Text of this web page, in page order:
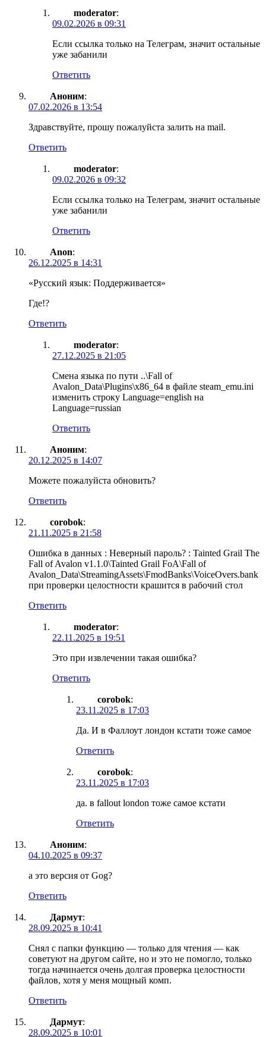
moderator:
09.02.2026 в 09:31
Если ссылка только на Телеграм, значит остальные
уже забанили
Ответить
Аноним:
07.02.2026 в 13:54
Здравствуйте, прошу пожалуйста залить на mail.
Ответить
moderator:
09.02.2026 в 09:32
Если ссылка только на Телеграм, значит остальные
уже забанили
Ответить
Anon:
26.12.2025 в 14:31
«Русский язык: Поддерживается»
Где!?
Ответить
moderator:
27.12.2025 в 21:05
Смена языка по пути ..\Fall of
Avalon_Data\Plugins\x86_64 в файле steam_emu.ini
изменить строку Language=english на
Language=russian
Ответить
Аноним:
20.12.2025 в 14:07
Можете пожалуйста обновить?
Ответить
corobok:
21.11.2025 в 21:58
Ошибка в данных : Неверный пароль? : Tainted Grail The
Fall of Avalon v1.1.0\Tainted Grail FoA\Fall of
Avalon_Data\StreamingAssets\FmodBanks\VoiceOvers.bank
при проверки целостности крашится в рабочий стол
Ответить
moderator:
22.11.2025 в 19:51
Это при извлечении такая ошибка?
Ответить
corobok:
23.11.2025 в 17:03
Да. И в Фаллоут лондон кстати тоже самое
Ответить
corobok:
23.11.2025 в 17:03
да. в fallout london тоже самое кстати
Ответить
Аноним:
04.10.2025 в 09:37
а это версия от Gog?
Ответить
Дармут:
28.09.2025 в 10:41
Снял с папки функцию — только для чтения — как
советуют на другом сайте, но и это не помогло, только
тогда начинается очень долгая проверка целостности
файлов, хотя у меня мощный комп.
Ответить
Дармут:
28.09.2025 в 10:01